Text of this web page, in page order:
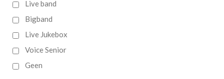
Live band
Bigband
Live Jukebox
Voice Senior
Geen